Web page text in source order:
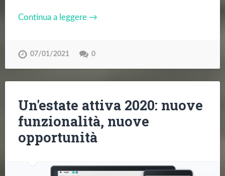
Continua a leggere →
07/01/2021 0
Un'estate attiva 2020: nuove
funzionalità, nuove
opportunità